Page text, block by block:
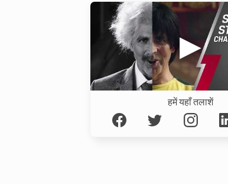
हमें यहाँ तलाशें